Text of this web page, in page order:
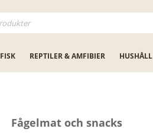
FISK REPTILER & AMFIBIER HUSHÅLL
Fågelmat och snacks